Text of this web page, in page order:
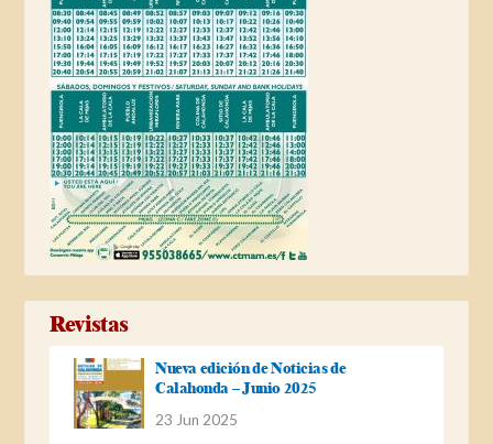
Revistas
Nueva edición de Noticias de
Calahonda – Junio 2025
23 Jun 2025